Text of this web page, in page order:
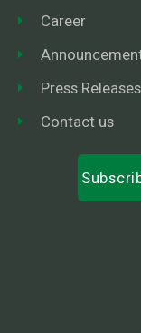
Career
Press Releases
Contact us